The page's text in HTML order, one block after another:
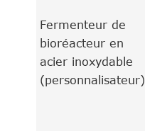
Fermenteur de
bioréacteur en
acier inoxydable
(personnalisateur)